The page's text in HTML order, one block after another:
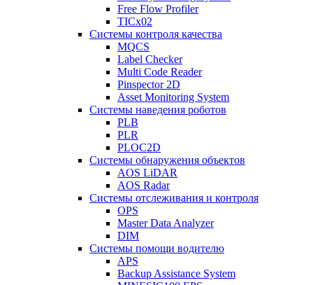
Free Flow Profiler
TICx02
Системы контроля качества
MQCS
Label Checker
Multi Code Reader
Pinspector 2D
Asset Monitoring System
Системы наведения роботов
PLB
PLR
PLOC2D
Системы обнаружения объектов
AOS LiDAR
AOS Radar
Системы отслеживания и контроля
OPS
Master Data Analyzer
DIM
Системы помощи водителю
APS
Backup Assistance System